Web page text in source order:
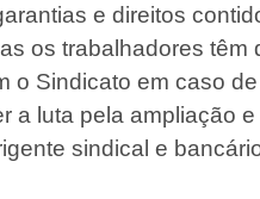
e direitos
os trabalhadores têm
o Sindicato em caso
a luta pela ampliação
sindical e